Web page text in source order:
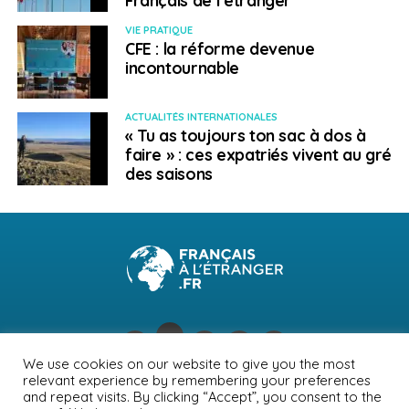
reprise post-Covid, demeurent des préoccupations
beaucoup plus importantes que la pandémie de
coronavirus pour les populations africaines.
Tunisieet au Maroc
. Les mesures restrictives sont
assouplies et le tourisme reprend peu à peu.
Prévention des Maladiesmet régulièrement à
pandémie de coronavirus en Afrique,
et les publications du site
rédigées par Max Roser (historien social et
économiste du développement) fournissent des
indications sur le taux de vaccination par
continent, puis par pays.
VIE PRATIQUE
CFE : la réforme devenue
incontournable
ACTUALITÉS INTERNATIONALES
« Tu as toujours ton sac à dos à
faire » : ces expatriés vivent au gré
des saisons
NEWSLETTER PUBLICITÉ CONTACTS MENTIONS LÉGALES
We use cookies on our website to give you the most
relevant experience by remembering your preferences
and repeat visits. By clicking “Accept”, you consent to the